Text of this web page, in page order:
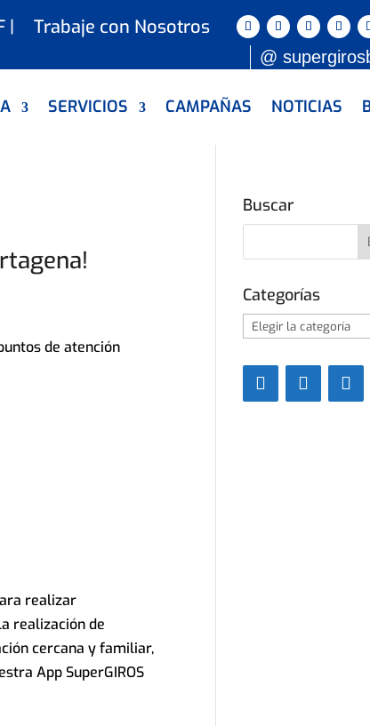
| Trabaje con Nosotros
@
SERVICIOS CAMPAÑAS NOTICIAS
de atención
realizar
realización de
cercana y familiar,
App SuperGIROS
Buscar
Categorías
Categorías